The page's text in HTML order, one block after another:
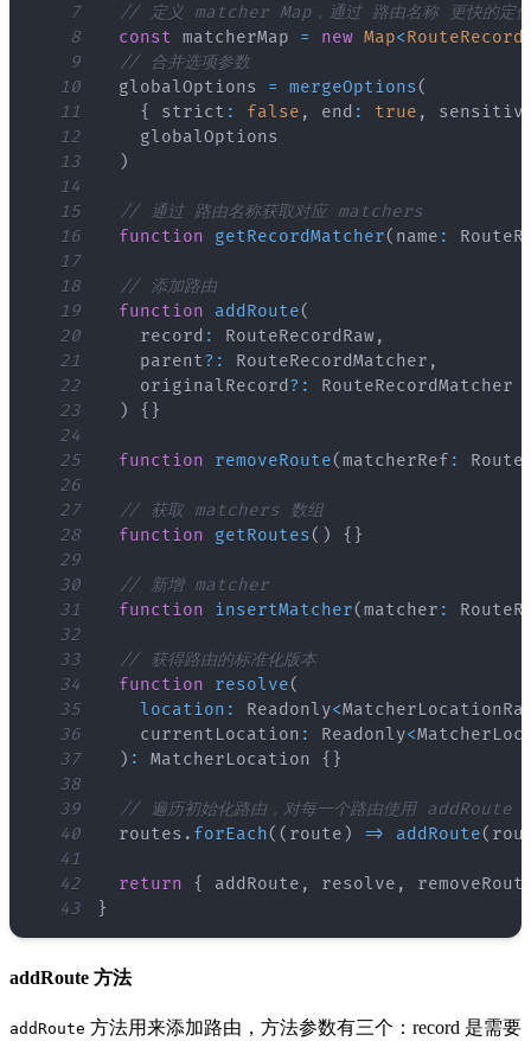
7
// 定义 matcher Map，通过 路由名称 更快的定位
8
const matcherMap = new Map<
9
// 合并选项参数
10
  globalOptions
= mergeOptions(
11
{ strict : false , end : true ,
12
13
)
14
15
// 通过 路由名称获取对应 matchers
16
function getRecordMatcher( name :
17
18
// 添加路由
19
function addRoute(
20
    record
: RouteRecordRaw,
21
    parent
? : RouteRecordMatcher ,
22
    originalRecord
? :
RouteRecordMatcher
23
) { }
24
25
function removeRoute(matcherRef :
26
27
// 获取 matchers 数组
28
function getRoutes( ) { }
29
30
// 新增 matcher
31
function insertMatcher(matcher :
32
33
// 获得路由的标准化版本
34
function resolve(
35
location : Readonly<
36
    currentLocation
: Readonly<
37
) : MatcherLocation { }
38
39
// 遍历初始化路由，对每一个路由使用 addRoute
40
  routes
. forEach( ( route ) => addRoute(
41
42
return { addRoute , resolve ,
43
}
addRoute 方法
addRoute 方法用来添加路由，方法参数有三个：record 是需要